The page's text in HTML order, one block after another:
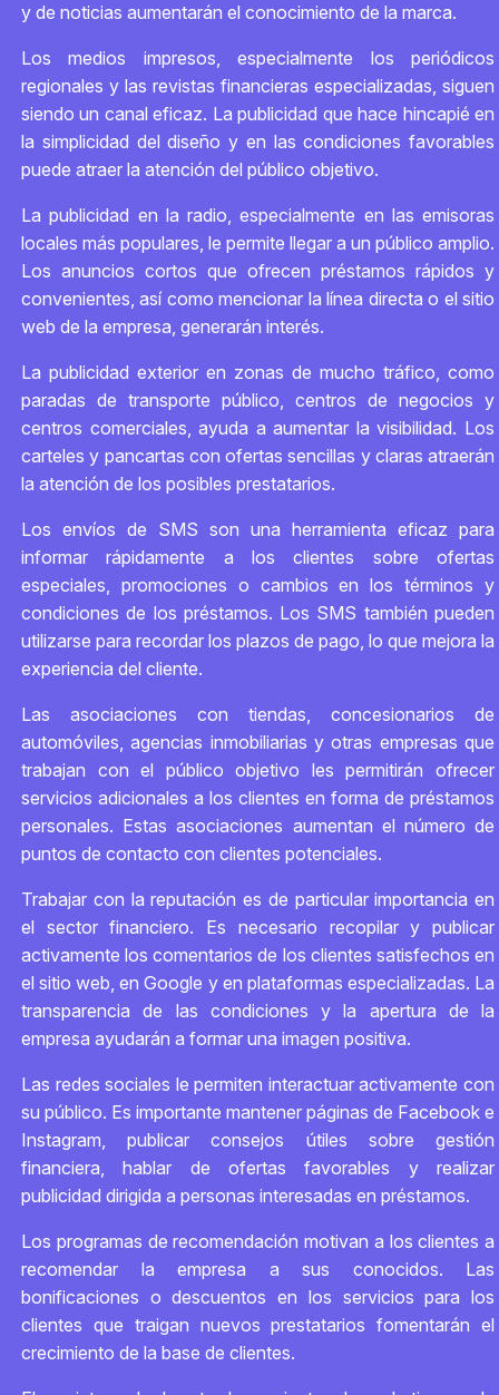
y de noticias aumentarán el conocimiento de la marca.
Los medios impresos, especialmente los periódicos
regionales y las revistas financieras especializadas, siguen
siendo un canal eficaz. La publicidad que hace hincapié en
la simplicidad del diseño y en las condiciones favorables
puede atraer la atención del público objetivo.
La publicidad en la radio, especialmente en las emisoras
locales más populares, le permite llegar a un público amplio.
Los anuncios cortos que ofrecen préstamos rápidos y
convenientes, así como mencionar la línea directa o el sitio
web de la empresa, generarán interés.
La publicidad exterior en zonas de mucho tráfico, como
paradas de transporte público, centros de negocios y
centros comerciales, ayuda a aumentar la visibilidad. Los
carteles y pancartas con ofertas sencillas y claras atraerán
la atención de los posibles prestatarios.
Los envíos de SMS son una herramienta eficaz para
informar rápidamente a los clientes sobre ofertas
especiales, promociones o cambios en los términos y
condiciones de los préstamos. Los SMS también pueden
utilizarse para recordar los plazos de pago, lo que mejora la
experiencia del cliente.
Las asociaciones con tiendas, concesionarios de
automóviles, agencias inmobiliarias y otras empresas que
trabajan con el público objetivo les permitirán ofrecer
servicios adicionales a los clientes en forma de préstamos
personales. Estas asociaciones aumentan el número de
puntos de contacto con clientes potenciales.
Trabajar con la reputación es de particular importancia en
el sector financiero. Es necesario recopilar y publicar
activamente los comentarios de los clientes satisfechos en
el sitio web, en Google y en plataformas especializadas. La
transparencia de las condiciones y la apertura de la
empresa ayudarán a formar una imagen positiva.
Las redes sociales le permiten interactuar activamente con
su público. Es importante mantener páginas de Facebook e
Instagram, publicar consejos útiles sobre gestión
financiera, hablar de ofertas favorables y realizar
publicidad dirigida a personas interesadas en préstamos.
Los programas de recomendación motivan a los clientes a
recomendar la empresa a sus conocidos. Las
bonificaciones o descuentos en los servicios para los
clientes que traigan nuevos prestatarios fomentarán el
crecimiento de la base de clientes.